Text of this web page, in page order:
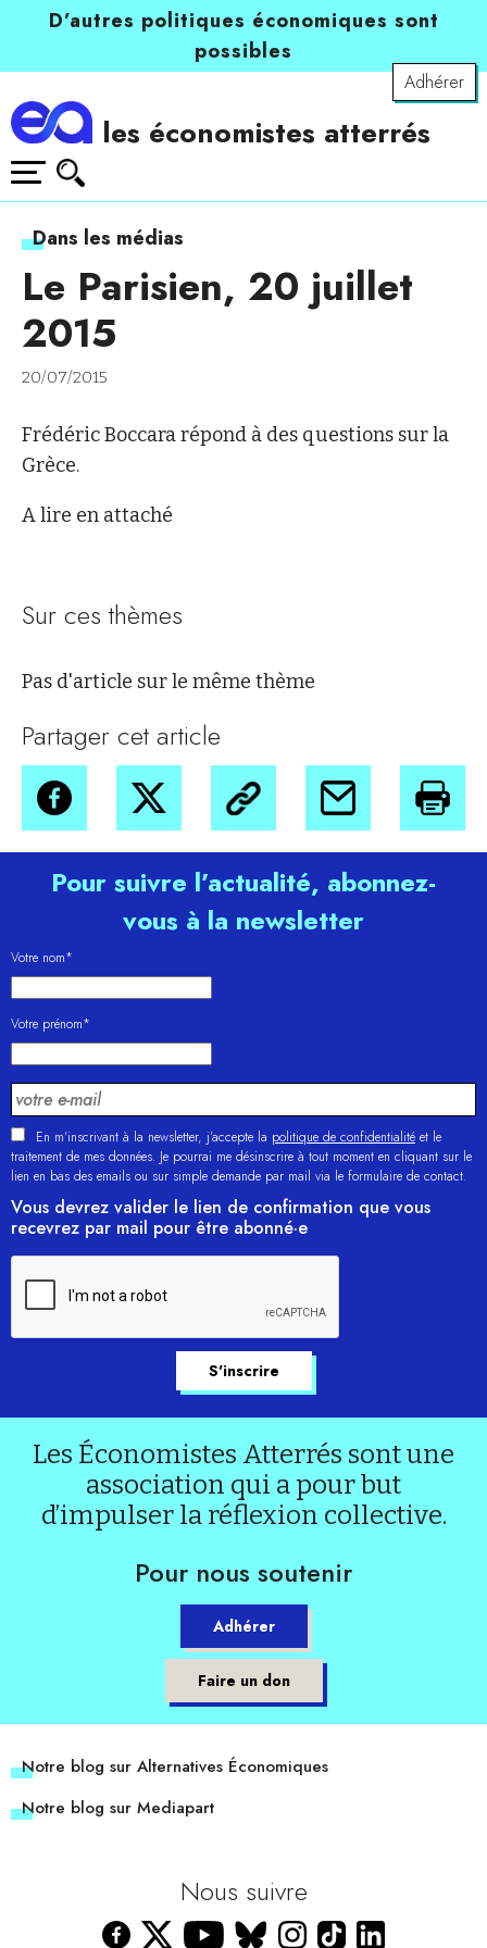
D’autres politiques économiques sont
possibles
Adhérer
les économistes atterrés
Dans les médias
Le Parisien, 20 juillet
2015
20/07/2015
Frédéric Boccara répond à des questions sur la
Grèce.
A lire en attaché
Sur ces thèmes
Pas d'article sur le même thème
Partager cet article
Pour suivre l’actualité, abonnez-
vous à la newsletter
Votre nom*
Votre prénom*
En m'inscrivant à la newsletter, j’accepte la politique de confidentialité et le
traitement de mes données. Je pourrai me désinscrire à tout moment en cliquant sur le
lien en bas des emails ou sur simple demande par mail via le formulaire de contact.
Vous devrez valider le lien de confirmation que vous
recevrez par mail pour être abonné·e
Les Économistes Atterrés sont une
association qui a pour but
d’impulser la réflexion collective.
Pour nous soutenir
Adhérer
Faire un don
Notre blog sur Alternatives Économiques
Notre blog sur Mediapart
Nous suivre